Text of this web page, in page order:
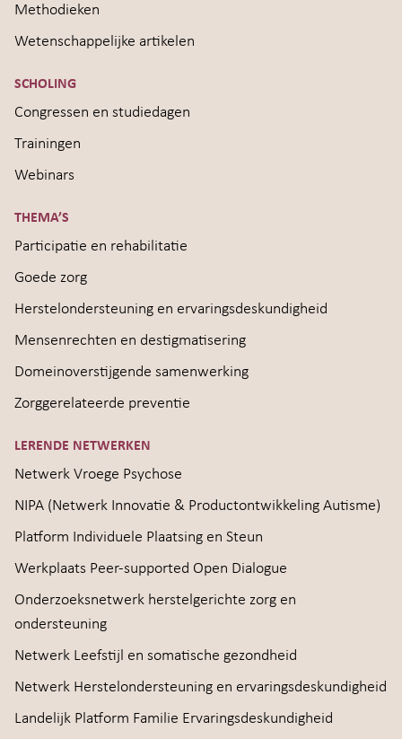
Methodieken
Wetenschappelijke artikelen
SCHOLING
Congressen en studiedagen
Trainingen
Webinars
THEMA’S
Participatie en rehabilitatie
Goede zorg
Herstelondersteuning en ervaringsdeskundigheid
Mensenrechten en destigmatisering
Domeinoverstijgende samenwerking
Zorggerelateerde preventie
LERENDE NETWERKEN
Netwerk Vroege Psychose
NIPA (Netwerk Innovatie & Productontwikkeling Autisme)
Platform Individuele Plaatsing en Steun
Werkplaats Peer-supported Open Dialogue
Onderzoeksnetwerk herstelgerichte zorg en
ondersteuning
Netwerk Leefstijl en somatische gezondheid
Netwerk Herstelondersteuning en ervaringsdeskundigheid
Landelijk Platform Familie Ervaringsdeskundigheid